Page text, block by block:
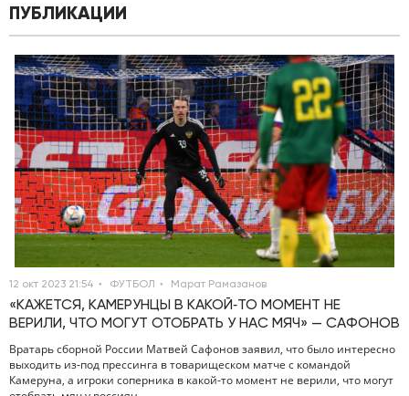
ПУБЛИКАЦИИ
12 окт 2023 21:54 ФУТБОЛ Марат Рамазанов
«КАЖЕТСЯ, КАМЕРУНЦЫ В КАКОЙ‑ТО МОМЕНТ НЕ
ВЕРИЛИ, ЧТО МОГУТ ОТОБРАТЬ У НАС МЯЧ» — САФОНОВ
Вратарь сборной России Матвей Сафонов заявил, что было интересно
выходить из‑под прессинга в товарищеском матче с командой
Камеруна, а игроки соперника в какой‑то момент не верили, что могут